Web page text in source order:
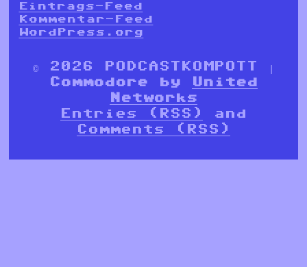
Eintrags-Feed
Kommentar-Feed
WordPress.org
© 2026 PODCASTKOMPOTT |
Commodore by
United
Networks
Entries (RSS)
and
Comments (RSS)